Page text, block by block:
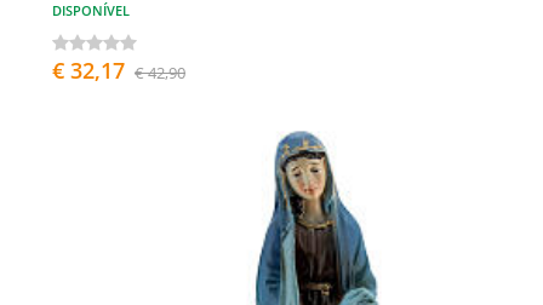
DISPONÍVEL
€ 32,17 € 42,90